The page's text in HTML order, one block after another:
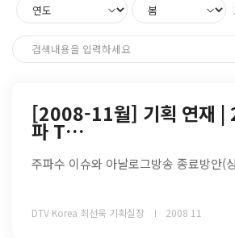
[2008-11월] 기획 연재 |
파 T…
주파수 이슈와 아날로그방송 종료방안(
DTV Korea 최선욱 기획실장 2008 11